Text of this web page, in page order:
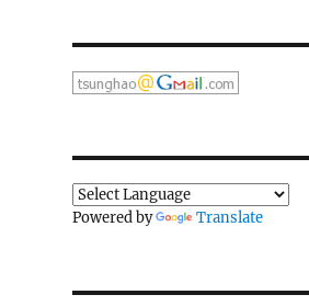
Powered by Translate